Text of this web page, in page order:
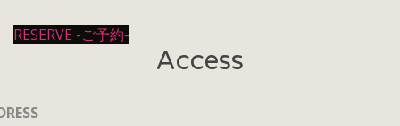
RESERVE -ご予約-
Access